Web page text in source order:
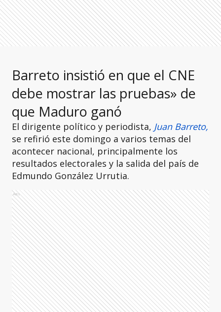
Barreto insistió en que el CNE
debe mostrar las pruebas» de
que Maduro ganó
El dirigente político y periodista, Juan Barreto,
se refirió este domingo a varios temas del
acontecer nacional, principalmente los
resultados electorales y la salida del país de
Edmundo González Urrutia.
Ads